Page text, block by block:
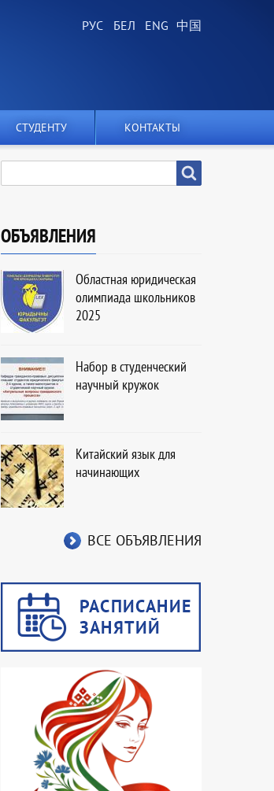
СТУДЕНТУ КОНТАКТЫ
ОБЪЯВЛЕНИЯ
Областная юридическая
олимпиада школьников
2025
Набор в студенческий
научный кружок
Китайский язык для
начинающих
ВСЕ ОБЪЯВЛЕНИЯ